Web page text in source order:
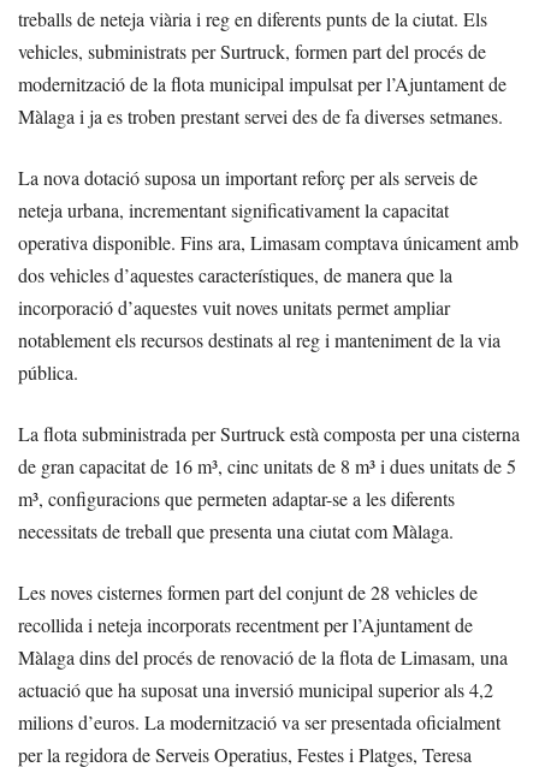
treballs de neteja viària i reg en diferents punts de la ciutat. Els
vehicles, subministrats per Surtruck, formen part del procés de
modernització de la flota municipal impulsat per l’Ajuntament de
Màlaga i ja es troben prestant servei des de fa diverses setmanes.
La nova dotació suposa un important reforç per als serveis de
neteja urbana, incrementant significativament la capacitat
operativa disponible. Fins ara, Limasam comptava únicament amb
dos vehicles d’aquestes característiques, de manera que la
incorporació d’aquestes vuit noves unitats permet ampliar
notablement els recursos destinats al reg i manteniment de la via
pública.
La flota subministrada per Surtruck està composta per una cisterna
de gran capacitat de 16 m³, cinc unitats de 8 m³ i dues unitats de 5
m³, configuracions que permeten adaptar-se a les diferents
necessitats de treball que presenta una ciutat com Màlaga.
Les noves cisternes formen part del conjunt de 28 vehicles de
recollida i neteja incorporats recentment per l’Ajuntament de
Màlaga dins del procés de renovació de la flota de Limasam, una
actuació que ha suposat una inversió municipal superior als 4,2
milions d’euros. La modernització va ser presentada oficialment
per la regidora de Serveis Operatius, Festes i Platges, Teresa